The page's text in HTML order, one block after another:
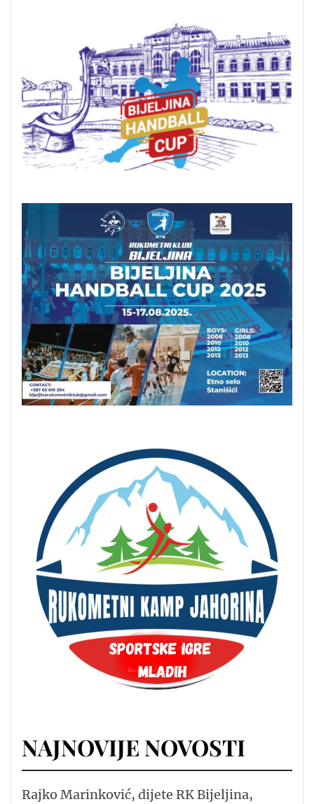
NAJNOVIJE NOVOSTI
Rajko Marinković, dijete RK Bijeljina,